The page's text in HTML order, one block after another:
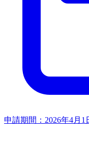
申請期間： 2026年4月1